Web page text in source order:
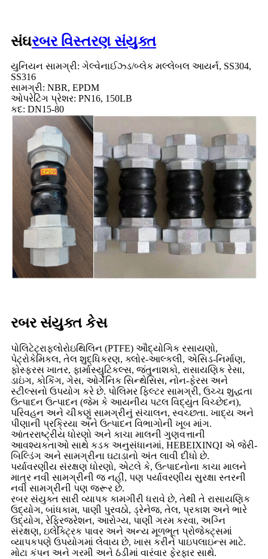
સંઘરબર વિસ્તરણ સંયુક્ત
યુનિયન સામગ્રી: ગેલ્વેનાઈઝ્ડ/બ્લેક મલ્લેબલ આયર્ન, SS304,
SS316
સામગ્રી: NBR, EPDM
ઓપરેટિંગ પ્રેશર: PN16, 150LB
કદ: DN15-80
રબર સંયુક્ત કેસ
પોલિટેટ્રાફ્લોરોઇથિલિન (PTFE) ઔદ્યોગિક રસાયણો,
પેટ્રોકેમિકલ, તેલ શુદ્ધિકરણ, ક્લોર-આલ્કલી, એસિડ-નિર્માણ,
ફોસ્ફરસ ખાતર, ફાર્માસ્યુટિકલ્સ, જંતુનાશકો, રાસાયણિક રેસા,
ડાઇંગ, કોકિંગ, ગેસ, ઓર્ગેનિક સિન્થેસિસ, નોન-ફેરસ અને
સ્ટીલ્સનો ઉપયોગ કરે છે. પોલિમર ફિલ્ટર સામગ્રી, ઉચ્ચ શુદ્ધતા
ઉત્પાદન ઉત્પાદન (જેમ કે આયનીય પટલ વિદ્યુત વિચ્છેદન),
પરિવહન અને ચીકણું સામગ્રીનું સંચાલન, સ્વચ્છતા. ખાદ્ય અને
પીણાની પ્રક્રિયા અને ઉત્પાદન વિભાગોની ખૂબ માંગ.
આંતરરાષ્ટ્રીય ધોરણો અને કાચા માલની ગુણવત્તાની
આવશ્યકતાઓ સાથે કડક અનુસંધાનમાં, HEBEIXINQI એ જેરી-
બિલ્ડિંગ અને સામગ્રીના ઘટાડાનો અંત લાવી દીધો છે.
પર્યાવરણીય સંરક્ષણ ધોરણો, એટલે કે, ઉત્પાદનોના કાચા માલને
માત્ર નવી સામગ્રીની જ નહીં, પણ પર્યાવરણીય સુરક્ષા સ્તરની
નવી સામગ્રીની પણ જરૂર છે.
રબર સંયુક્ત સારી વ્યાપક કામગીરી ધરાવે છે, તેથી તે રાસાયણિક
ઉદ્યોગ, બાંધકામ, પાણી પુરવઠો, ડ્રેનેજ, તેલ, પ્રકાશ અને ભારે
ઉદ્યોગ, રેફ્રિજરેશન, આરોગ્ય, પાણી ગરમ કરવા, અગ્નિ
સંરક્ષણ, ઇલેક્ટ્રિક પાવર અને અન્ય મૂળભૂત પ્રોજેક્ટ્સમાં
વ્યાપકપણે ઉપયોગમાં લેવાય છે, ખાસ કરીને પાઇપલાઇન્સ માટે.
મોટા કંપન અને ગરમી અને ઠંડીમાં વારંવાર ફેરફાર સાથે.